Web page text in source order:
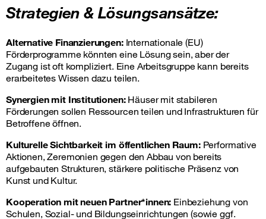
Strategien & Lösungsansätze:
Alternative Finanzierungen:Internationale (EU)
Förderprogramme könnten eine Lösung sein, aber der
Zugang ist oft kompliziert. Eine Arbeitsgruppe kann bereits
erarbeitetes Wissen dazu teilen.
Synergien mit Institutionen:Häuser mit stabileren
Förderungen sollen Ressourcen teilen und Infrastrukturen für
Betroffene öffnen.
Kulturelle Sichtbarkeit im öffentlichen Raum:Performative
Aktionen, Zeremonien gegen den Abbau von bereits
aufgebauten Strukturen, stärkere politische Präsenz von
Kunst und Kultur.
Kooperation mit neuen Partner*innen: Einbeziehung von
Schulen, Sozial- und Bildungseinrichtungen (sowie ggf.